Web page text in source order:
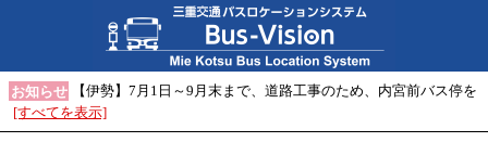
お知らせ
【伊勢】7月1日～9月末まで、道路工事のため、内宮前バス停を
[すべてを表示]